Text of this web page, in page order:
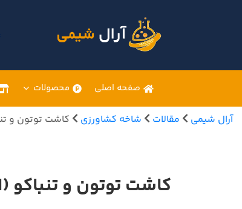
صفحه اصلی محصولات
آرال شیمی مقالات شاخه کشاورزی کاشت توتون و
کاشت توتون و تنباکو